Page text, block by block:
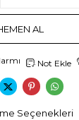
AL
Not Ekle
Seçenekleri